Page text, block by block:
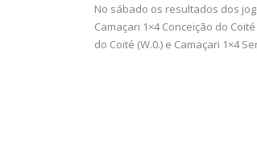
No sábado os resultados dos
Camaçari 1×4 Conceição do
do Coité (W.0.) e Camaçari 1×4